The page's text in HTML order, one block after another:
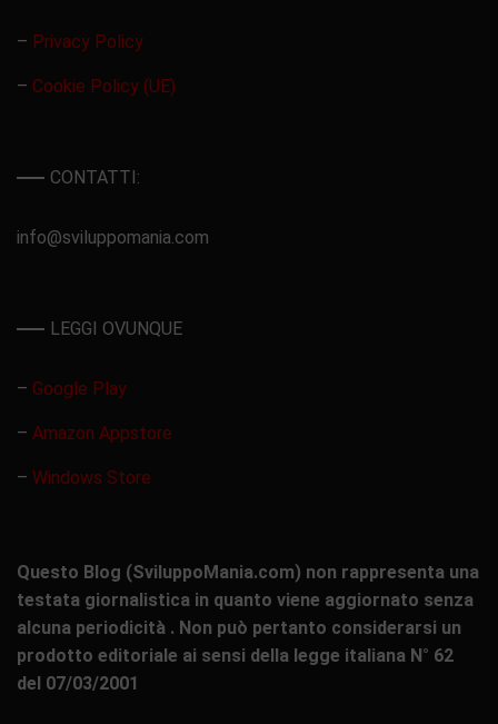
– Privacy Policy
– Cookie Policy (UE)
CONTATTI:
info@sviluppomania.com
LEGGI OVUNQUE
– Google Play
– Amazon Appstore
– Windows Store
Questo Blog (SviluppoMania.com) non rappresenta una
testata giornalistica in quanto viene aggiornato senza
alcuna periodicità . Non può pertanto considerarsi un
prodotto editoriale ai sensi della legge italiana N° 62
del 07/03/2001